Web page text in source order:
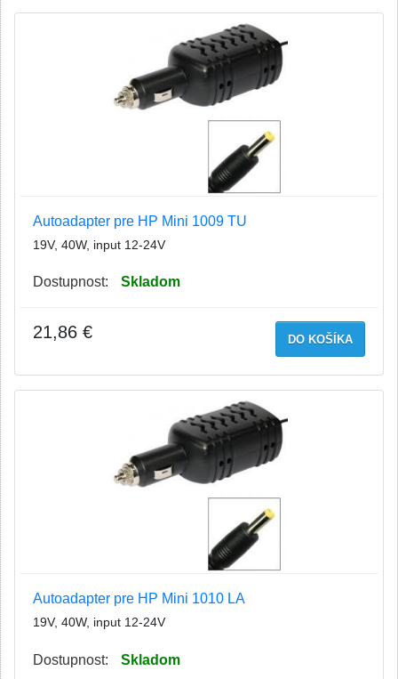
Autoadapter pre HP Mini 1009 TU
19V, 40W, input 12-24V
Dostupnost: Skladom
DO KOŠÍKA
21,86 €
Autoadapter pre HP Mini 1010 LA
19V, 40W, input 12-24V
Dostupnost: Skladom